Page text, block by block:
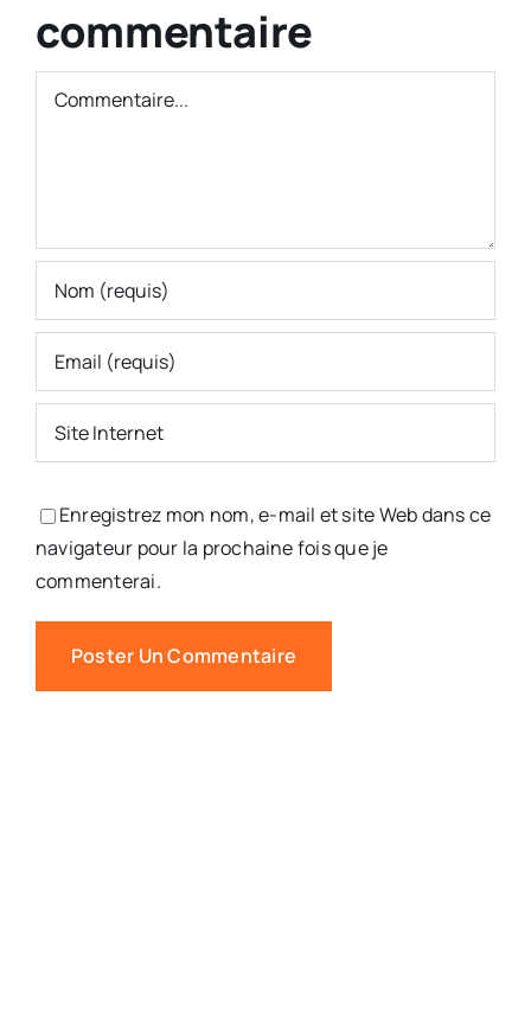
commentaire
Commentaire
Enregistrez mon nom, e-mail et site Web dans ce
navigateur pour la prochaine fois que je
commenterai.